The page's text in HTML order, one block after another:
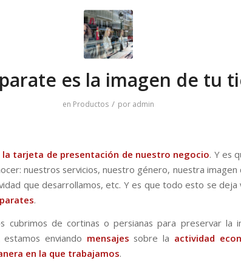
es la imagen de tu
en Productos / por admin
la tarjeta de presentación de nuestro negocio. Y es
nuestros servicios, nuestro género, nuestra imagen
que desarrollamos, etc. Y es que todo esto se deja
.
cubrimos de cortinas o persianas para preservar la
enviando mensajes sobre la actividad
en la que trabajamos.